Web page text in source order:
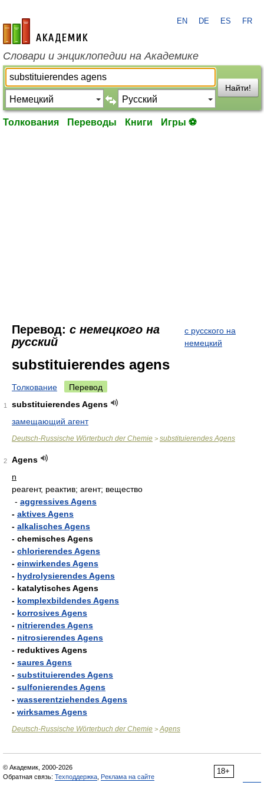
academic.ru
EN DE ES FR
Словари и энциклопедии на Академике
Найти!
Толкования Переводы Книги Игры ⚽
Перевод: с немецкого на
русский
с русского на
немецкий
substituierendes agens
Толкование Перевод
1
substituierendes Agens
замещающий агент
Deutsch-Russische Wörterbuch der Chemie > substituierendes Agens
2
Agens
n
реагент, реактив; агент; вещество
- aggressives Agens
- aktives Agens
- alkalisches Agens
- chemisches Agens
- chlorierendes Agens
- einwirkendes Agens
- hydrolysierendes Agens
- katalytisches Agens
- komplexbildendes Agens
- korrosives Agens
- nitrierendes Agens
- nitrosierendes Agens
- reduktives Agens
- saures Agens
- substituierendes Agens
- sulfonierendes Agens
- wasserentziehendes Agens
- wirksames Agens
Deutsch-Russische Wörterbuch der Chemie > Agens
18+
© Академик, 2000-2026
Обратная связь: Техподдержка Реклама на сайте